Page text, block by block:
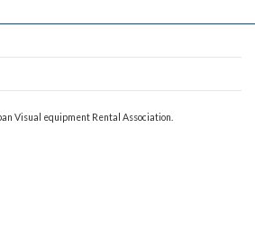
Visual equipment Rental Association.